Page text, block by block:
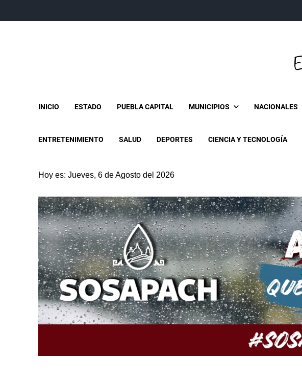
INICIO ESTADO PUEBLA CAPITAL MUNICIPIOS NACIONALES
ENTRETENIMIENTO SALUD DEPORTES CIENCIA Y TECNOLOGÍA
Hoy es: Jueves, 6 de Agosto del 2026